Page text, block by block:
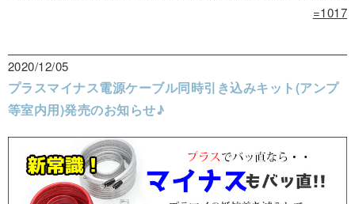
=1017
2020/12/05
プラスマイナス電源ケーブル同時引き込みキット(アンプ
等室内用)発売のお知らせ♪